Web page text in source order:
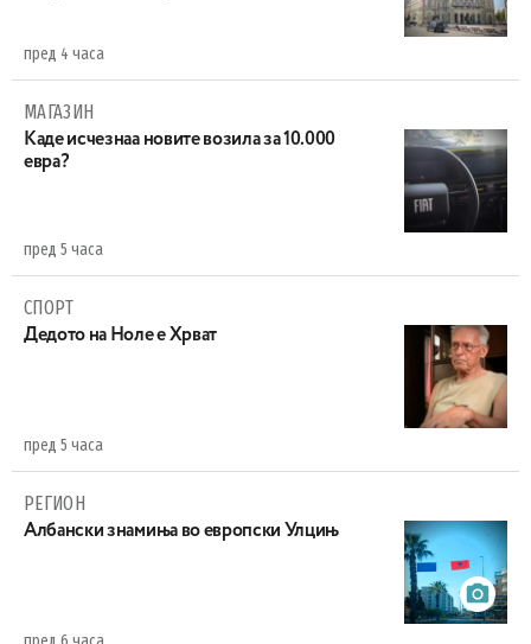
пред 4 часа
МАГАЗИН
Каде исчезнаа новите возила за 10.000
евра?
пред 5 часа
СПОРТ
Дедото на Ноле е Хрват
пред 5 часа
РЕГИОН
Aлбански знамиња во европски Улцињ